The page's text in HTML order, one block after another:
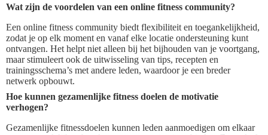
Wat zijn de voordelen van een online fitness community?
Een online fitness community biedt flexibiliteit en toegankelijkheid,
zodat je op elk moment en vanaf elke locatie ondersteuning kunt
ontvangen. Het helpt niet alleen bij het bijhouden van je voortgang,
maar stimuleert ook de uitwisseling van tips, recepten en
trainingsschema’s met andere leden, waardoor je een breder
netwerk opbouwt.
Hoe kunnen gezamenlijke fitness doelen de motivatie
verhogen?
Gezamenlijke fitnessdoelen kunnen leden aanmoedigen om elkaar